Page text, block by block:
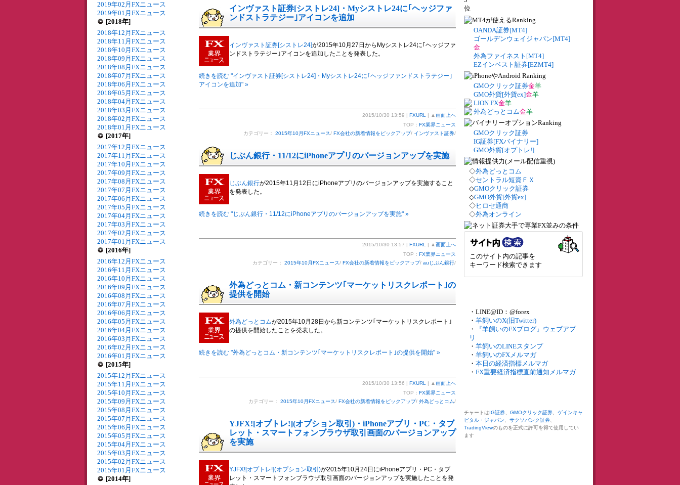
2019年02月FXニュース
2019年01月FXニュース
[2018年]
2018年12月FXニュース
2018年11月FXニュース
2018年10月FXニュース
2018年09月FXニュース
2018年08月FXニュース
2018年07月FXニュース
2018年06月FXニュース
2018年05月FXニュース
2018年04月FXニュース
2018年03月FXニュース
2018年02月FXニュース
2018年01月FXニュース
[2017年]
2017年12月FXニュース
2017年11月FXニュース
2017年10月FXニュース
2017年09月FXニュース
2017年08月FXニュース
2017年07月FXニュース
2017年06月FXニュース
2017年05月FXニュース
2017年04月FXニュース
2017年03月FXニュース
2017年02月FXニュース
2017年01月FXニュース
[2016年]
2016年12月FXニュース
2016年11月FXニュース
2016年10月FXニュース
2016年09月FXニュース
2016年08月FXニュース
2016年07月FXニュース
2016年06月FXニュース
2016年05月FXニュース
2016年04月FXニュース
2016年03月FXニュース
2016年02月FXニュース
2016年01月FXニュース
[2015年]
2015年12月FXニュース
2015年11月FXニュース
2015年10月FXニュース
2015年09月FXニュース
2015年08月FXニュース
2015年07月FXニュース
2015年06月FXニュース
2015年05月FXニュース
2015年04月FXニュース
2015年03月FXニュース
2015年02月FXニュース
2015年01月FXニュース
[2014年]
インヴァスト証券[シストレ24]・Myシストレ24に｢ヘッジファ
ンドストラテジー｣アイコンを追加
インヴァスト証券[シストレ24]が2015年10月27日からMyシストレ24に｢ヘッジファ
ンドストラテジー｣アイコンを追加したことを発表した。
続きを読む "インヴァスト証券[シストレ24]・Myシストレ24に｢ヘッジファンドストラテジー｣
アイコンを追加" »
2015/10/30 13:59 | FXURL | ▲ 画面上へ
TOP： FX業界ニュース
カテゴリー： 2015年10月FXニュース/ FX会社の新着情報をピックアップ/ インヴァスト証券/
じぶん銀行・11/12にiPhoneアプリのバージョンアップを実施
じぶん銀行が2015年11月12日にiPhoneアプリのバージョンアップを実施すること
を発表した。
続きを読む "じぶん銀行・11/12にiPhoneアプリのバージョンアップを実施" »
2015/10/30 13:57 | FXURL | ▲ 画面上へ
TOP： FX業界ニュース
カテゴリー： 2015年10月FXニュース/ FX会社の新着情報をピックアップ/ auじぶん銀行/
外為どっとコム・新コンテンツ｢マーケットリスクレポート｣の
提供を開始
外為どっとコムが2015年10月28日から新コンテンツ｢マーケットリスクレポート｣
の提供を開始したことを発表した。
続きを読む "外為どっとコム・新コンテンツ｢マーケットリスクレポート｣の提供を開始" »
2015/10/30 13:56 | FXURL | ▲ 画面上へ
TOP： FX業界ニュース
カテゴリー： 2015年10月FXニュース/ FX会社の新着情報をピックアップ/ 外為どっとコム/
YJFX![オプトレ!](オプション取引)・iPhoneアプリ・PC・タブ
レット・スマートフォンブラウザ取引画面のバージョンアップ
を実施
YJFX![オプトレ!](オプション取引)が2015年10月24日にiPhoneアプリ・PC・タブ
レット・スマートフォンブラウザ取引画面のバージョンアップを実施したことを発
OANDA証券[MT4]
ゴールデンウェイジャパン[MT4]
金
外為ファイネスト[MT4]
EZインベスト証券[EZMT4]
GMOクリック証券金羊
GMO外貨[外貨ex]金羊
LION FX金羊
外為どっとコム金羊
GMOクリック証券
IG証券[FXバイナリー]
GMO外貨[オプトレ!]
◇外為どっとコム
◇セントラル短資ＦＸ
◇GMOクリック証券
◇GMO外貨[外貨ex]
◇ヒロセ通商
◇外為オンライン
このサイト内の記事を
キーワード検索できます
・LINE@ID：@forex
・ 羊飼いのX(旧Twitter)
・
『羊飼いのFXブログ』ウェブアプ
リ
・ 羊飼いのLINEスタンプ
・ 羊飼いのFXメルマガ
・ 本日の経済指標メルマガ
・ FX重要経済指標直前通知メルマガ
チャートはIG証券 GMOクリック証券
ゲインキャ
ピタル・ジャパン
サクソバンク証券
TradingViewのものを正式に許可を得て使用してい
ます